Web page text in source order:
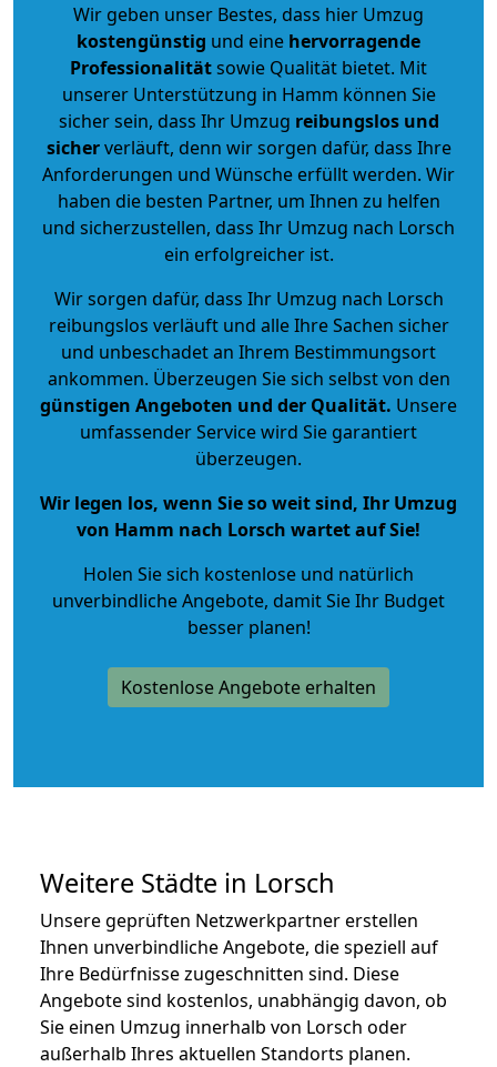
Wir geben unser Bestes, dass hier Umzug
kostengünstig und eine hervorragende
Professionalitätsowie Qualität bietet. Mit
unserer Unterstützung in Hamm können Sie
sicher sein, dass Ihr Umzug reibungslos und
sicherverläuft, denn wir sorgen dafür, dass Ihre
Anforderungen und Wünsche erfüllt werden. Wir
haben die besten Partner, um Ihnen zu helfen
und sicherzustellen, dass Ihr Umzug nach Lorsch
ein erfolgreicher ist.
Wir sorgen dafür, dass Ihr Umzug nach Lorsch
reibungslos verläuft und alle Ihre Sachen sicher
und unbeschadet an Ihrem Bestimmungsort
ankommen. Überzeugen Sie sich selbst von den
günstigen Angeboten und der Qualität. Unsere
umfassender Service wird Sie garantiert
überzeugen.
Wir legen los, wenn Sie so weit sind, Ihr Umzug
von Hamm nach Lorsch wartet auf Sie!
Holen Sie sich kostenlose und natürlich
unverbindliche Angebote, damit Sie Ihr Budget
besser planen!
Kostenlose Angebote erhalten
Weitere Städte in Lorsch
Unsere geprüften Netzwerkpartner erstellen
Ihnen unverbindliche Angebote, die speziell auf
Ihre Bedürfnisse zugeschnitten sind. Diese
Angebote sind kostenlos, unabhängig davon, ob
Sie einen Umzug innerhalb von Lorsch oder
außerhalb Ihres aktuellen Standorts planen.